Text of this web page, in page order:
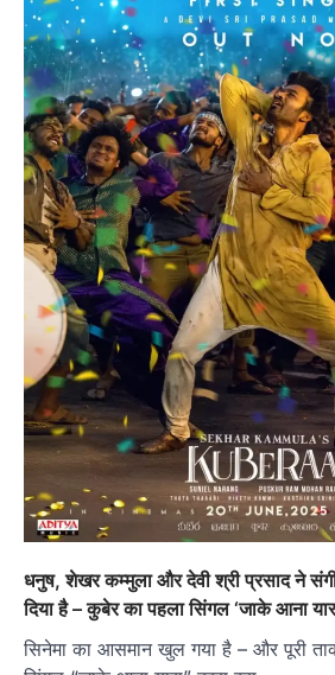
धनुष, शेखर कम्मुला और देवी श्री प्रसाद ने
दिया है – कुबेर का पहला सिंगल ‘जाके आना
सिनेमा का आसमान खुल गया है – और पूरी